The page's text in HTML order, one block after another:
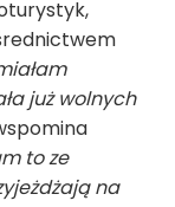
już wolnych
to ze
na